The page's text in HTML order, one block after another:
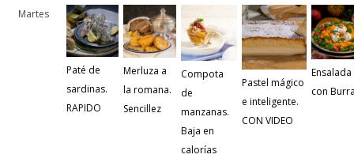
Martes
Paté de
sardinas.
RAPIDO
Merluza a
la romana.
Sencillez
Compota
de
manzanas.
Baja en
calorías
Pastel mágico
e inteligente.
CON VIDEO
Ensalada
con